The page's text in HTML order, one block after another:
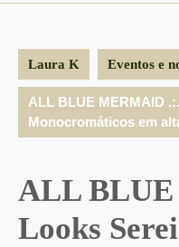
Laura K Eventos e
ALL BLUE MERMAID
Monocromáticos em
ALL
Looks